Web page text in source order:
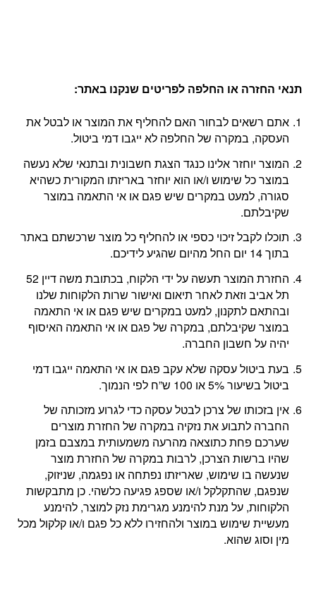
תנאי החזרה או החלפה לפריטים שנקנו באתר:
אתם רשאים לבחור האם להחליף את המוצר או לבטל את
העסקה, במקרה של החלפה לא ייגבו דמי ביטול.
המוצר יוחזר אלינו כנגד הצגת חשבונית ובתנאי שלא נעשה
במוצר כל שימוש ו/או הוא יוחזר באריזתו המקורית כשהיא
סגורה, למעט במקרים שיש פגם או אי התאמה במוצר
שקיבלתם.
תוכלו לקבל זיכוי כספי או להחליף כל מוצר שרכשתם באתר
בתוך 14 יום החל מהיום שהגיע לידיכם.
החזרת המוצר תעשה על ידי הלקוח, בכתובת משה דיין 52
תל אביב וזאת לאחר תיאום ואישור שרות הלקוחות שלנו
ובהתאם לתקנון, למעט במקרים שיש פגם או אי התאמה
במוצר שקיבלתם, במקרה של פגם או אי התאמה האיסוף
יהיה על חשבון החברה.
בעת ביטול עסקה שלא עקב פגם או אי התאמה ייגבו דמי
ביטול בשיעור 5% או 100 ש”ח לפי הנמוך.
אין בזכותו של צרכן לבטל עסקה כדי לגרוע מזכותה של
החברה לתבוע את נזקיה במקרה של החזרת מוצרים
שערכם פחת כתוצאה מהרעה משמעותית במצבם בזמן
שהיו ברשות הצרכן, לרבות במקרה של החזרת מוצר
שנעשה בו שימוש, שאריזתו נפתחה או נפגמה, שניזוק,
שנפגם, שהתקלקל ו/או שספג פגיעה כלשהי. כן מתבקשות
הלקוחות, על מנת להימנע מגרימת נזק למוצר, להימנע
מעשיית שימוש במוצר ולהחזירו ללא כל פגם ו/או קלקול מכל
מין וסוג שהוא.